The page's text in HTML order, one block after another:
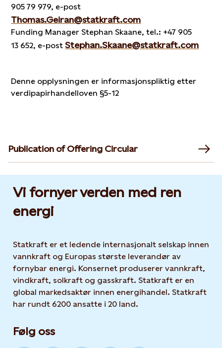
905 79 979, e-post
Thomas.Geiran@statkraft.com
Funding Manager Stephan Skaane, tel.: +47 905
13 652, e-post Stephan.Skaane@statkraft.com
Denne opplysningen er informasjonspliktig etter
verdipapirhandelloven §5-12
Publication of Offering Circular
Vi fornyer verden med ren
energi
Statkraft er et ledende internasjonalt selskap innen
vannkraft og Europas største leverandør av
fornybar energi. Konsernet produserer vannkraft,
vindkraft, solkraft og gasskraft. Statkraft er en
global markedsaktør innen energihandel. Statkraft
har rundt 6200 ansatte i 20 land.
Følg oss